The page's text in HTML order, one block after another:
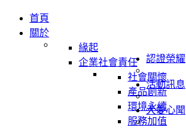
首頁
關於
緣起
企業社會責任
社會關懷
產品創新
環境永續
服務加值
認證榮耀
活動訊息
大愛心聞